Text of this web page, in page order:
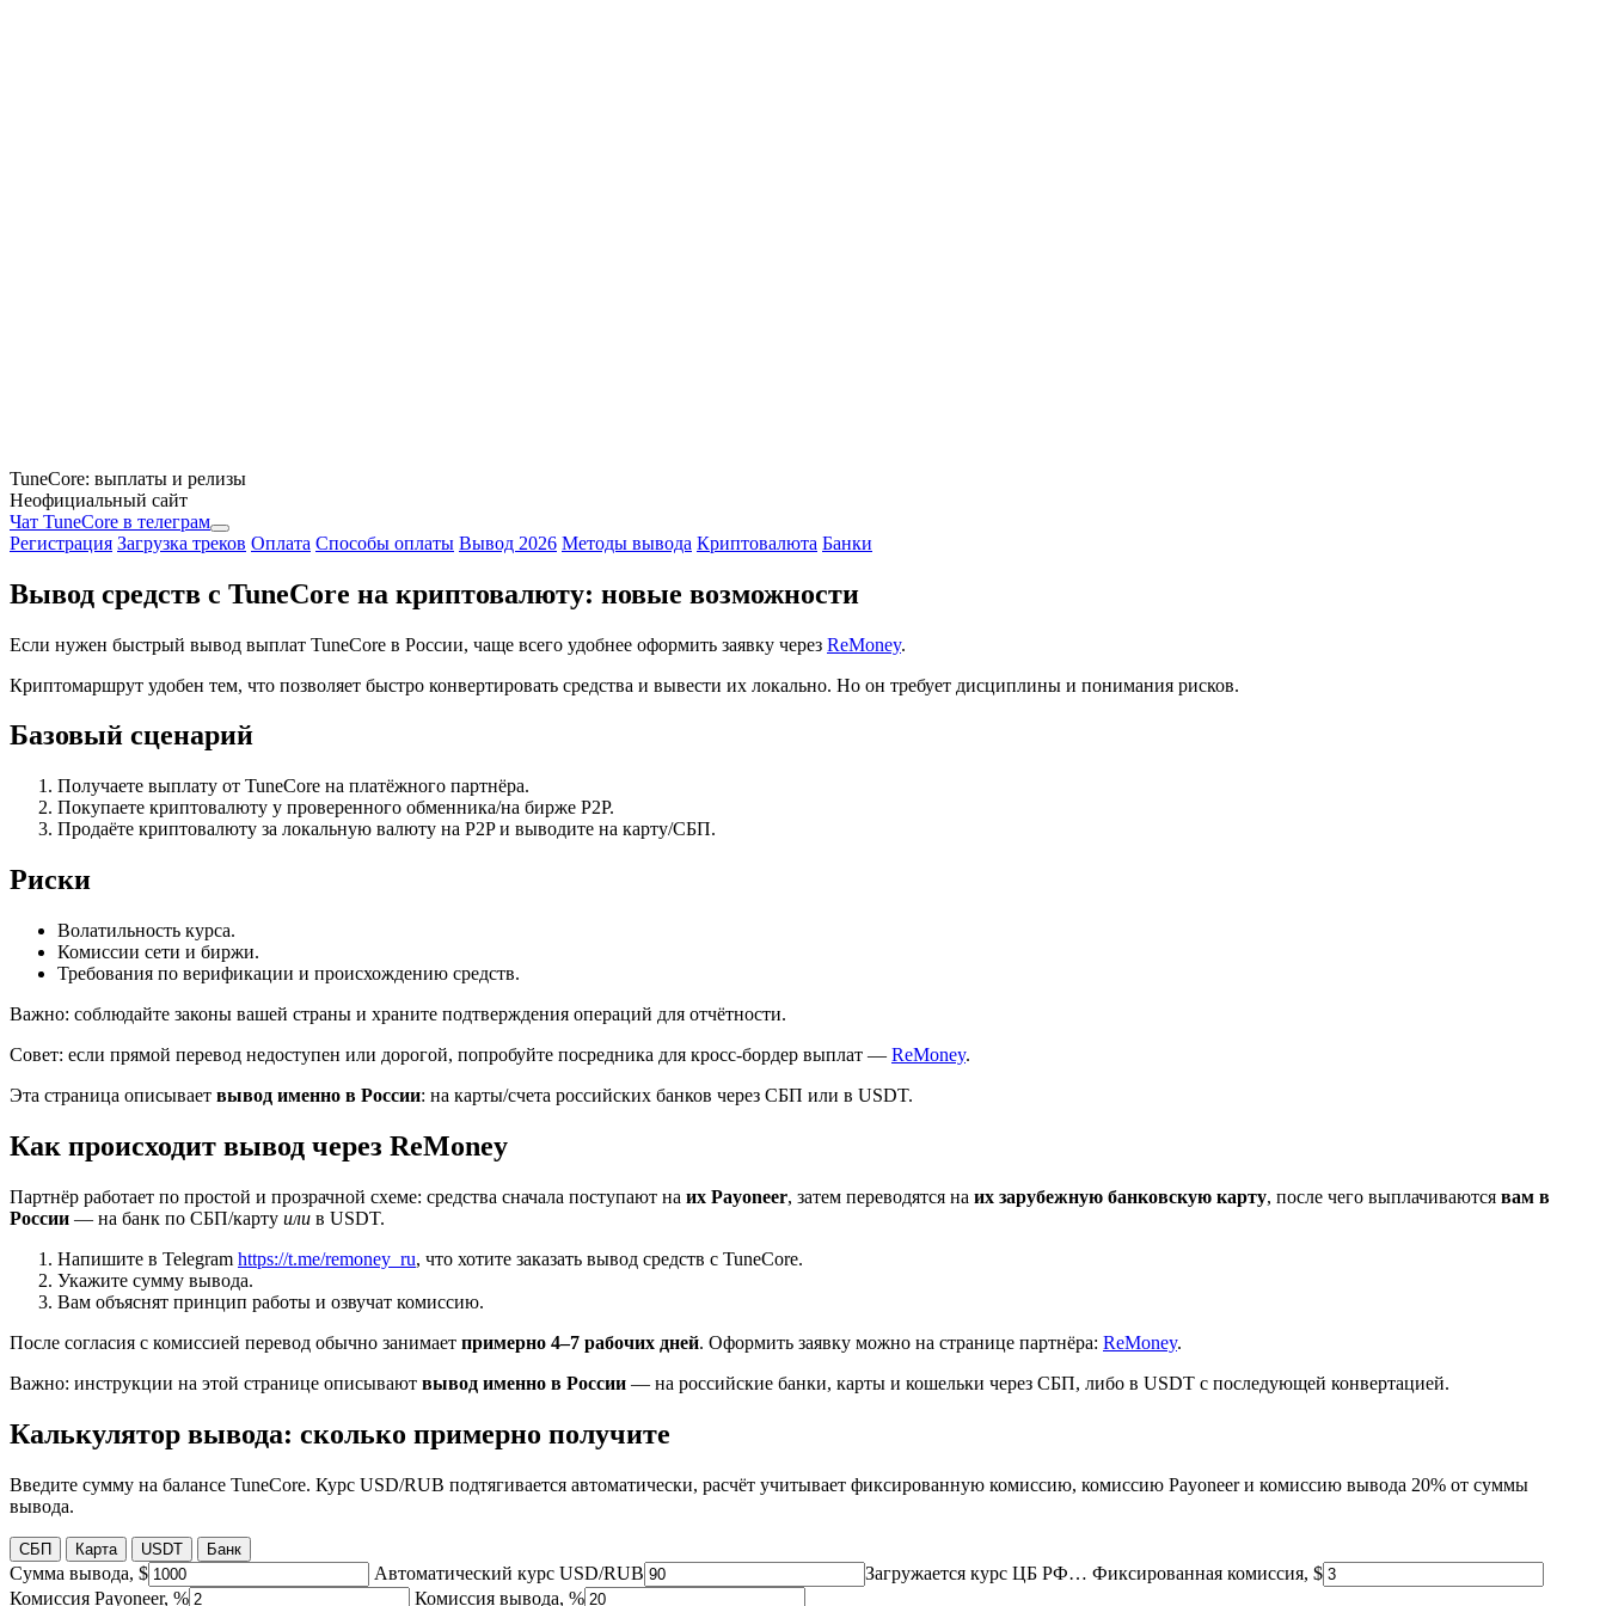
TuneCore: выплаты и релизы
Неофициальный сайт
Чат TuneCore в телеграм
Регистрация Загрузка треков Оплата Способы оплаты Вывод 2026 Методы вывода Криптовалюта Банки
Вывод средств с TuneCore на криптовалюту: новые возможности
Если нужен быстрый вывод выплат TuneCore в России, чаще всего удобнее оформить заявку через ReMoney.
Криптомаршрут удобен тем, что позволяет быстро конвертировать средства и вывести их локально. Но он требует дисциплины и понимания рисков.
Базовый сценарий
Получаете выплату от TuneCore на платёжного партнёра.
Покупаете криптовалюту у проверенного обменника/на бирже P2P.
Продаёте криптовалюту за локальную валюту на P2P и выводите на карту/СБП.
Риски
Волатильность курса.
Комиссии сети и биржи.
Требования по верификации и происхождению средств.
Важно: соблюдайте законы вашей страны и храните подтверждения операций для отчётности.
Совет: если прямой перевод недоступен или дорогой, попробуйте посредника для кросс‑бордер выплат — ReMoney.
Эта страница описывает вывод именно в России: на карты/счета российских банков через СБП или в USDT.
Как происходит вывод через ReMoney
Партнёр работает по простой и прозрачной схеме: средства сначала поступают на их Payoneer, затем переводятся на их зарубежную банковскую карту, после чего выплачиваются вам в
России — на банк по СБП/карту или в USDT.
Напишите в Telegram https://t.me/remoney_ru, что хотите заказать вывод средств с TuneCore.
Укажите сумму вывода.
Вам объяснят принцип работы и озвучат комиссию.
После согласия с комиссией перевод обычно занимает примерно 4–7 рабочих дней. Оформить заявку можно на странице партнёра: ReMoney.
Важно: инструкции на этой странице описывают вывод именно в России — на российские банки, карты и кошельки через СБП, либо в USDT с последующей конвертацией.
Калькулятор вывода: сколько примерно получите
Введите сумму на балансе TuneCore. Курс USD/RUB подтягивается автоматически, расчёт учитывает фиксированную комиссию, комиссию Payoneer и комиссию вывода 20% от суммы
вывода.
СБП Карта USDT Банк
Сумма вывода, $ Автоматический курс USD/RUB Загружается курс ЦБ РФ… Фиксированная комиссия, $
Комиссия Payoneer, %
Комиссия вывода, %